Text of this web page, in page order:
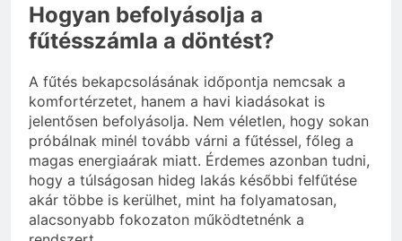
Hogyan befolyásolja a
fűtésszámla a döntést?
A fűtés bekapcsolásának időpontja nemcsak a
komfortérzetet, hanem a havi kiadásokat is
jelentősen befolyásolja. Nem véletlen, hogy sokan
próbálnak minél tovább várni a fűtéssel, főleg a
magas energiaárak miatt. Érdemes azonban tudni,
hogy a túlságosan hideg lakás későbbi felfűtése
akár többe is kerülhet, mint ha folyamatosan,
alacsonyabb fokozaton működtetnénk a